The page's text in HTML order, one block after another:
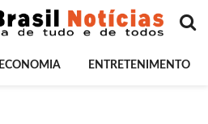
ECONOMIA ENTRETENIMENTO